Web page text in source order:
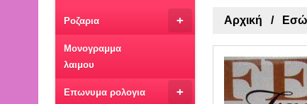
+
Ροζαρια
Μονογραμμα
λαιμου
+
Επωνυμα ρολογια
Αρχική